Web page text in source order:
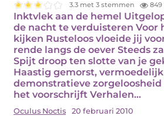
3.3 met 3 stemmen 849
Inktvlek aan de hemel
de nacht te verduisteren Voor
kijken Rusteloos vloeide jij
rende langs de oever Steeds
Spijt droop ten slotte van je
Haastig gemorst,
demonstratieve zorgeloosheid
het voorschrijft Verhalen…
Oculus Noctis 20 februari 2010